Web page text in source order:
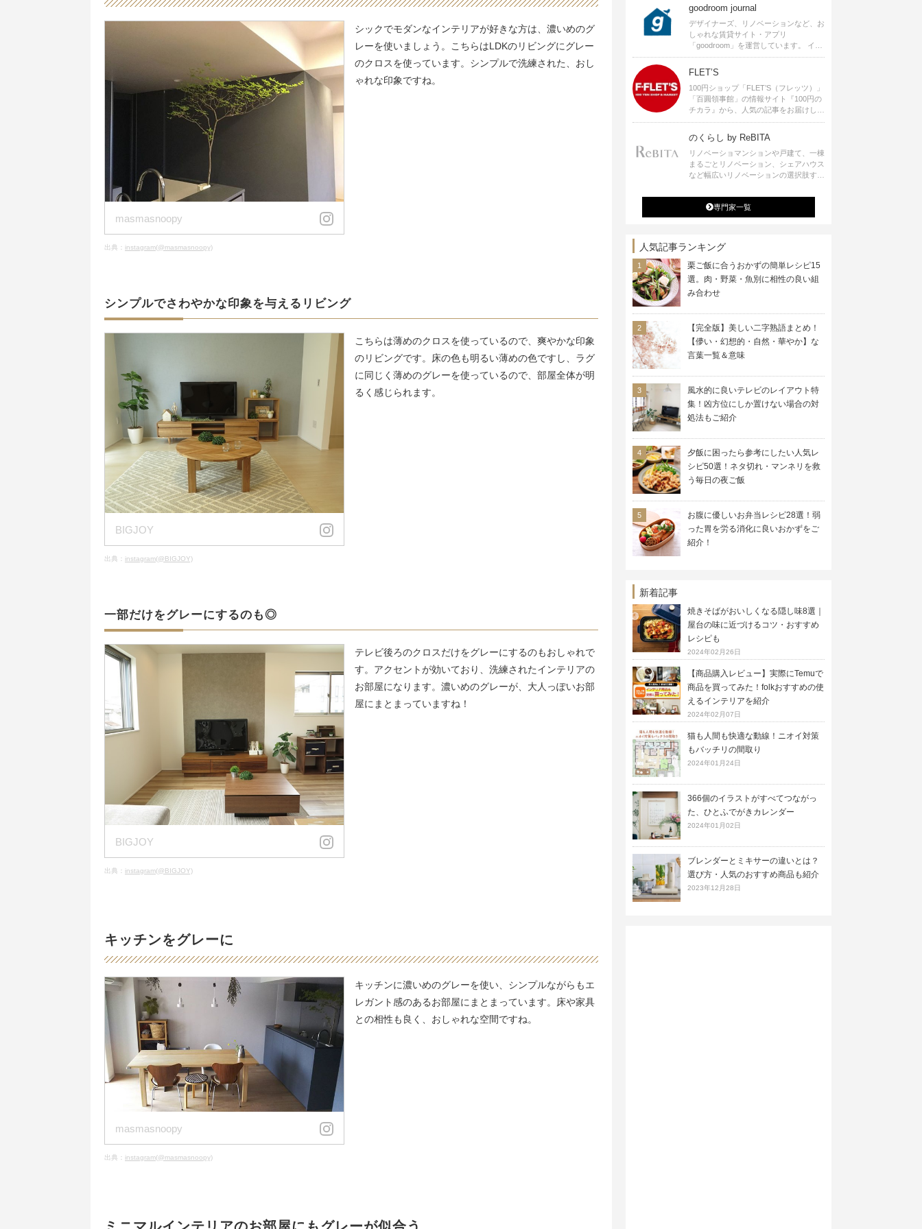
masmasnoopy
出典： instagram(@masmasnoopy)
シックでモダンなインテリアが好きな方は、濃いめのグ
レーを使いましょう。こちらはLDKのリビングにグレー
のクロスを使っています。シンプルで洗練された、おし
ゃれな印象ですね。
シンプルでさわやかな印象を与えるリビング
BIGJOY
出典： instagram(@BIGJOY)
こちらは薄めのクロスを使っているので、爽やかな印象
のリビングです。床の色も明るい薄めの色ですし、ラグ
に同じく薄めのグレーを使っているので、部屋全体が明
るく感じられます。
一部だけをグレーにするのも◎
BIGJOY
出典： instagram(@BIGJOY)
テレビ後ろのクロスだけをグレーにするのもおしゃれで
す。アクセントが効いており、洗練されたインテリアの
お部屋になります。濃いめのグレーが、大人っぽいお部
屋にまとまっていますね！
キッチンをグレーに
masmasnoopy
出典： instagram(@masmasnoopy)
キッチンに濃いめのグレーを使い、シンプルながらもエ
レガント感のあるお部屋にまとまっています。床や家具
との相性も良く、おしゃれな空間ですね。
goodroom journal
デザイナーズ、リノベーションなど、お
しゃれな賃貸サイト・アプリ
「goodroom」を運営しています。 イン
テリアや、ひとり暮らし、ふたり暮らし
のアイディアなど、賃貸でも自分らしい
暮らしを楽しむためのヒントをお届けし
ます。
FLET’S
100円ショップ「FLET’S（フレッツ）」
「百圓領事館」の情報サイト『100円の
チカラ』から、人気の記事をお届けしま
す。
のくらし by ReBITA
リノベーショマンションや戸建て、一棟
まるごとリノベーション、シェアハウス
など幅広いリノベーションの選択肢すべ
ジ・シェアスペースなど、「住む」だけ
ではなく「働く」「遊ぶ」「学ぶ」「旅
する」といった領域でも、暮らしや生き
専門家一覧
人気記事ランキング
栗ご飯に合うおかずの簡単レシピ15
選。肉・野菜・魚別に相性の良い組
み合わせ
【完全版】美しい二字熟語まとめ！
【儚い・幻想的・自然・華やか】な
言葉一覧＆意味
風水的に良いテレビのレイアウト特
集！凶方位にしか置けない場合の対
処法もご紹介
夕飯に困ったら参考にしたい人気レ
シピ50選！ネタ切れ・マンネリを救
う毎日の夜ご飯
お腹に優しいお弁当レシピ28選！弱
った胃を労る消化に良いおかずをご
紹介！
新着記事
焼きそばがおいしくなる隠し味8選｜
屋台の味に近づけるコツ・おすすめ
レシピも
2024年02月26日
【商品購入レビュー】実際にTemuで
商品を買ってみた！folkおすすめの使
えるインテリアを紹介
2024年02月07日
猫も人間も快適な動線！ニオイ対策
もバッチリの間取り
2024年01月24日
366個のイラストがすべてつながっ
た、ひとふでがきカレンダー
2024年01月02日
ブレンダーとミキサーの違いとは？
選び方・人気のおすすめ商品も紹介
2023年12月28日